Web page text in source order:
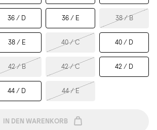
36 / D 36 / E 38 / B
38 / E 40 / C 40 / D
42 / B 42 / C 42 / D
44 / D 44 / E
IN DEN WARENKORB